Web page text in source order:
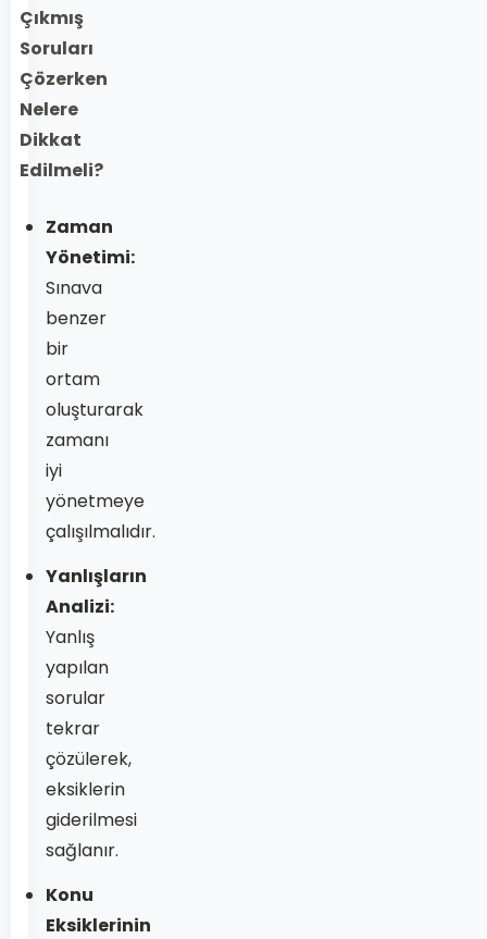
Çıkmış
Soruları
Çözerken
Nelere
Dikkat
Edilmeli?
Zaman
Yönetimi:
Sınava
benzer
bir
ortam
oluşturarak
zamanı
iyi
yönetmeye
çalışılmalıdır.
Yanlışların
Analizi:
Yanlış
yapılan
sorular
tekrar
çözülerek,
eksiklerin
giderilmesi
sağlanır.
Konu
Eksiklerinin